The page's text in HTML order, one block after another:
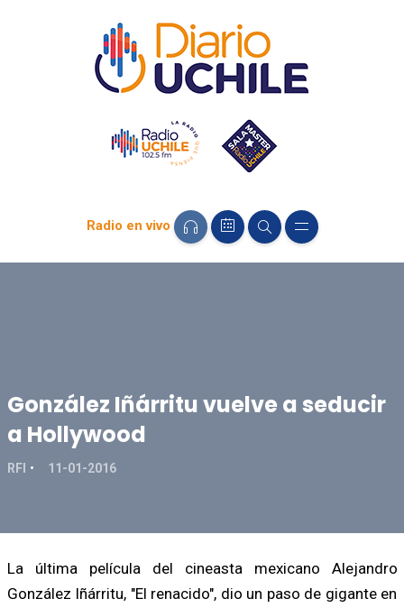
Radio en vivo
González Iñárritu vuelve a seducir
a Hollywood
RFI 11-01-2016
La última película del cineasta mexicano Alejandro
González Iñárritu, "El renacido", dio un paso de gigante en